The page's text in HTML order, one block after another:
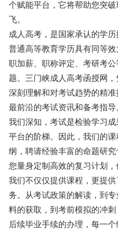
个赋能平台，它将帮助您突
飞。
成人高考，是国家承认的学
普通高等教育学历具有同等
职加薪、职称评定、考研考
题。三门峡成人高考函授网
深刻理解和对考试趋势的精准
最前沿的考试资讯和备考指导
我们深知，考试是检验学习
平台的阶梯。因此，我们的
纲，聘请经验丰富的命题研
您量身定制高效的复习计划，
我们不仅仅提供课程，更提
务。从考试政策的解读，到
料的获取，到考前模拟的冲
后续毕业手续的办理，每一